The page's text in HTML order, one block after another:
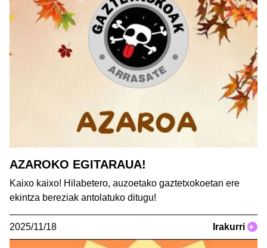
AZAROKO EGITARAUA!
Kaixo kaixo! Hilabetero, auzoetako gaztetxokoetan ere
ekintza bereziak antolatuko ditugu!
2025/11/18 Irakurri +